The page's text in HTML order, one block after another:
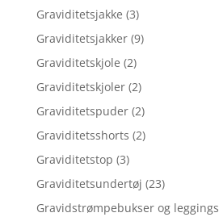
Graviditetsjakke (3)
Graviditetsjakker (9)
Graviditetskjole (2)
Graviditetskjoler (2)
Graviditetspuder (2)
Graviditetsshorts (2)
Graviditetstop (3)
Graviditetsundertøj (23)
Gravidstrømpebukser og leggings